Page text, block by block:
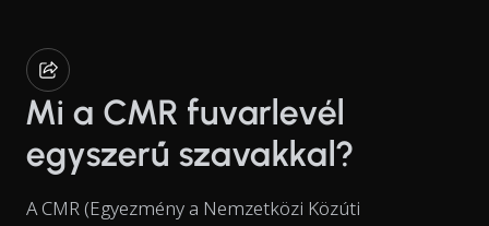
Mi a CMR fuvarlevél
egyszerű szavakkal?
A CMR (Egyezmény a Nemzetközi Közúti